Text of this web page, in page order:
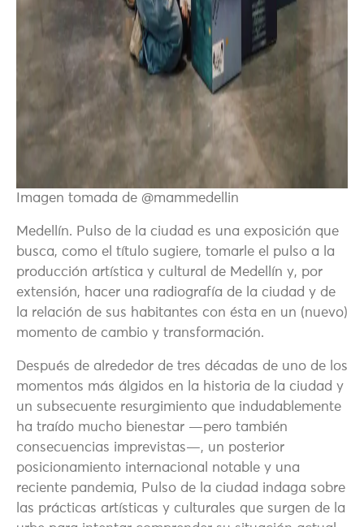
Imagen tomada de @mammedellin
Medellín. Pulso de la ciudad es una exposición que
busca, como el título sugiere, tomarle el pulso a la
producción artística y cultural de Medellín y, por
extensión, hacer una radiografía de la ciudad y de
la relación de sus habitantes con ésta en un (nuevo)
momento de cambio y transformación.
Después de alrededor de tres décadas de uno de los
momentos más álgidos en la historia de la ciudad y
un subsecuente resurgimiento que indudablemente
ha traído mucho bienestar —pero también
consecuencias imprevistas—, un posterior
posicionamiento internacional notable y una
reciente pandemia, Pulso de la ciudad indaga sobre
las prácticas artísticas y culturales que surgen de la